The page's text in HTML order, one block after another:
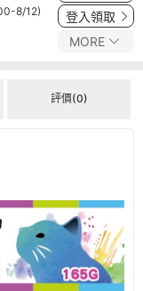
8/12) 登入領取
MORE
評價(0)